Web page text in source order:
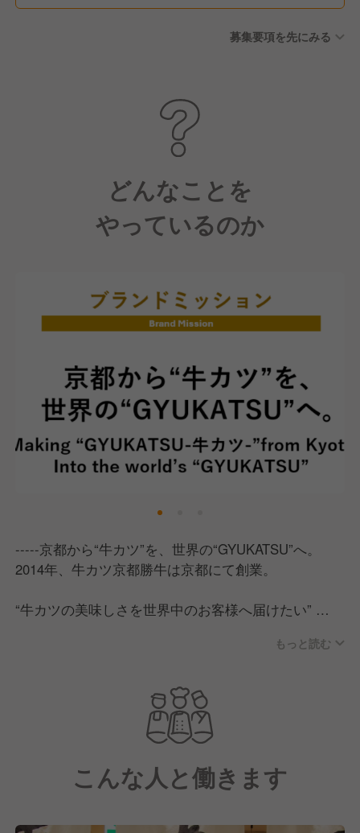
募集要項を先にみる
どんなことを
やっているのか
-----京都から“牛カツ”を、世界の“GYUKATSU”へ。
2014年、牛カツ京都勝牛は京都にて創業。
“牛カツの美味しさを世界中のお客様へ届けたい”
2025年には大阪・関西万博にも出店し、
世界各国から来られたお客様に牛カツをご賞味いただ
いつの日か「寿司SUSHI」「天ぷらTEMPURA」「ラ
ーメンRAMEN」のように、
もっと読む
こんな人と働きます